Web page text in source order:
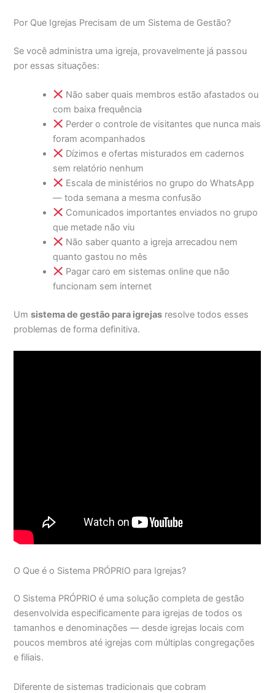
Por Que Igrejas Precisam de um Sistema de Gestão?
Se você administra uma igreja, provavelmente já passou
por essas situações:
Não saber quais membros estão afastados ou
com baixa frequência
Perder o controle de visitantes que nunca mais
foram acompanhados
Dízimos e ofertas misturados em cadernos
sem relatório nenhum
Escala de ministérios no grupo do WhatsApp
— toda semana a mesma confusão
Comunicados importantes enviados no grupo
que metade não viu
Não saber quanto a igreja arrecadou nem
quanto gastou no mês
Pagar caro em sistemas online que não
funcionam sem internet
Umsistema de gestão para igrejas resolve todos esses
problemas de forma definitiva.
O Que é o Sistema PRÓPRIO para Igrejas?
O Sistema PRÓPRIO é uma solução completa de gestão
desenvolvida especificamente para igrejas de todos os
tamanhos e denominações — desde igrejas locais com
poucos membros até igrejas com múltiplas congregações
e filiais.
Diferente de sistemas tradicionais que cobram